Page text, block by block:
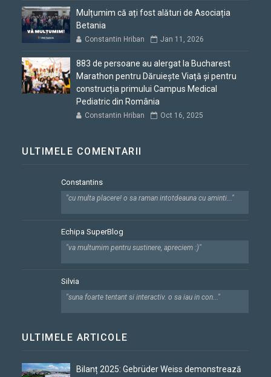
Mulțumim că ați fost alături de Asociația
Betania
Constantin Hriban Jan 11, 2026
883 de persoane au alergat la Bucharest
Marathon pentru Dăruiește Viață și pentru
construcția primului Campus Medical
Pediatric din România
Constantin Hriban Oct 16, 2025
ULTIMELE COMENTARII
Constantins
"cu multa placere! o sa raman intotdeauna cu aminti..."
Echipa SuperBlog
"va multumim pentru sustinere, apreciem :)"
Silvia
"suna foarte tentant si interactiv. o sa iau in con..."
ULTIMELE ARTICOLE
Bilanț 2025: Gebrüder Weiss demonstrează